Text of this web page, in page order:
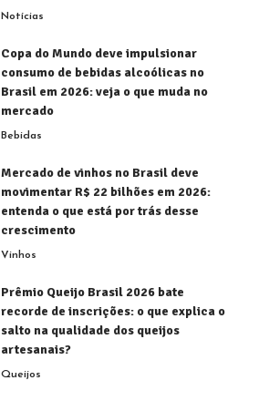
Notícias
Copa do Mundo deve impulsionar
consumo de bebidas alcoólicas no
Brasil em 2026: veja o que muda no
mercado
Bebidas
Mercado de vinhos no Brasil deve
movimentar R$ 22 bilhões em 2026:
entenda o que está por trás desse
crescimento
Vinhos
Prêmio Queijo Brasil 2026 bate
recorde de inscrições: o que explica o
salto na qualidade dos queijos
artesanais?
Queijos